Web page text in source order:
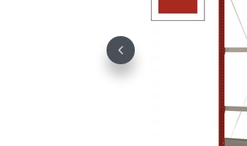
Previous